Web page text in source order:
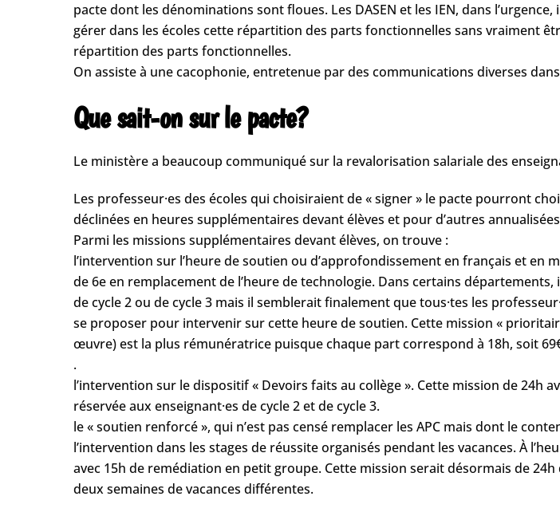
pacte dont les dénominations sont floues. Les DASEN et les IEN, dans
gérer dans les écoles cette répartition des parts fonctionnelles sans vraiment
répartition des parts fonctionnelles.
On assiste à une cacophonie, entretenue par des communications diverses
Que sait-on sur le pacte?
Le ministère a beaucoup communiqué sur la revalorisation salariale des
Les professeur·es des écoles qui choisiraient de « signer » le pacte pourront
déclinées en heures supplémentaires devant élèves et pour d’autres
Parmi les missions supplémentaires devant élèves, on trouve :
l’intervention sur l’heure de soutien ou d’approfondissement en français et en
de 6e en remplacement de l’heure de technologie. Dans certains
de cycle 2 ou de cycle 3 mais il semblerait finalement que tous·tes les
se proposer pour intervenir sur cette heure de soutien. Cette mission «
œuvre) est la plus rémunératrice puisque chaque part correspond à 18h, soit
.
l’intervention sur le dispositif « Devoirs faits au collège ». Cette mission de
réservée aux enseignant·es de cycle 2 et de cycle 3.
le « soutien renforcé », qui n’est pas censé remplacer les APC mais dont le
l’intervention dans les stages de réussite organisés pendant les vacances. À
avec 15h de remédiation en petit groupe. Cette mission serait désormais de
deux semaines de vacances différentes.